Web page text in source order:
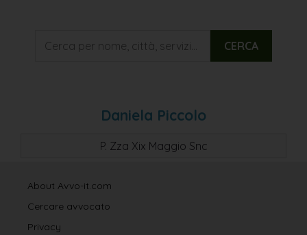
CERCA
Daniela Piccolo
P. Zza Xix Maggio Snc
About Avvo-it.com
Cercare avvocato
Privacy